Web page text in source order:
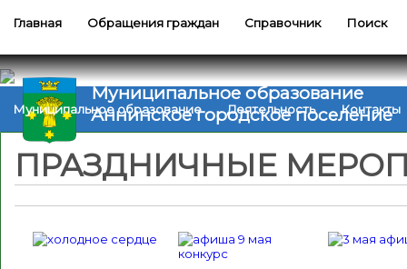
Главная Обращения граждан Справочник Поиск
Муниципальное образование
Аннинское городское поселение
Муниципальное образование Деятельность Контакты
ПРАЗДНИЧНЫЕ